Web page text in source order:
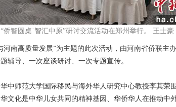
侨智圆桌˙智汇中原”研讨交流活动在郑州举行。 王士豪
南高质量发展”为主题的此次活动，由河南省侨联主
辅导、一次座谈研讨、一次专题宣传。
师范大学国际移民与海外华人研究中心教授李其荣
文化是中华儿女共同的精神基因、华侨华人在推动中